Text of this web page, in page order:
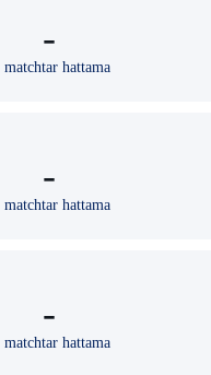
-
matchtar hattama
-
matchtar hattama
-
matchtar hattama